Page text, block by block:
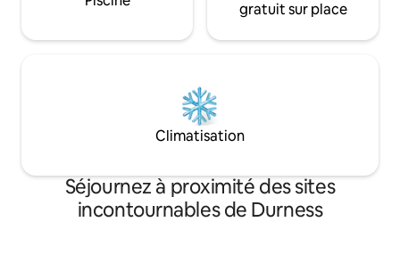
gratuit sur place
Climatisation
Séjournez à proximité des sites
incontournables de Durness